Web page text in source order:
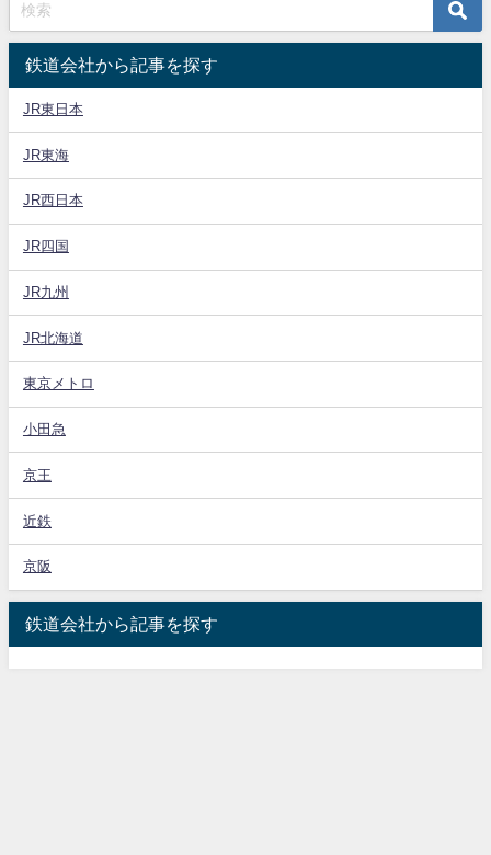
鉄道会社から記事を探す
JR東日本
JR東海
JR西日本
JR四国
JR九州
JR北海道
東京メトロ
小田急
京王
近鉄
京阪
鉄道会社から記事を探す